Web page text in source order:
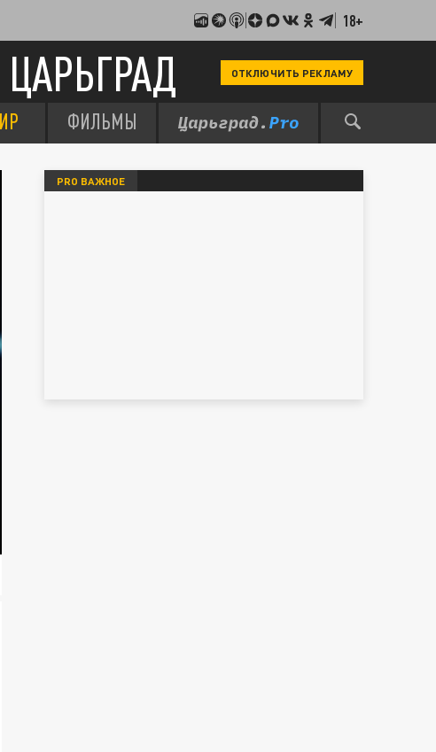
18+
ЦАРЬГРАД ОТКЛЮЧИТЬ РЕКЛАМУ
ФИЛЬМЫ
PRO ВАЖНОЕ